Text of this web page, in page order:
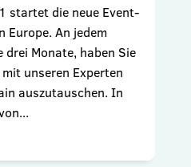
startet die neue Event-
Europe. An jedem
Monate, haben Sie
unseren Experten
auszutauschen. In